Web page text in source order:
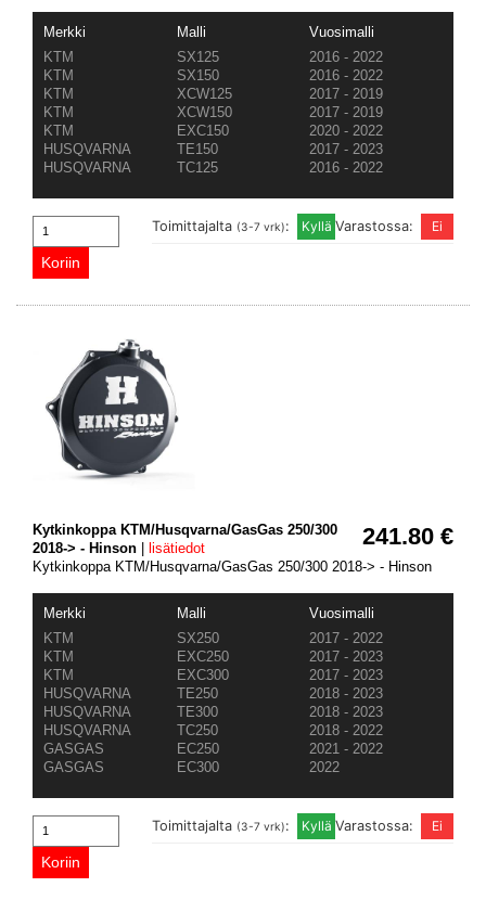
Merkki Malli
Vuosimalli
KTM
SX125
2016 - 2022
KTM
SX150
2016 - 2022
KTM
XCW125
2017 - 2019
KTM
XCW150
2017 - 2019
KTM
EXC150
2020 - 2022
HUSQVARNA
TE150
2017 - 2023
HUSQVARNA
TC125 2016 - 2022
Varastossa:
Toimittajalta (3-7 vrk):
241.80 €
Kytkinkoppa KTM/Husqvarna/GasGas 250/300
2018-> - Hinson | lisätiedot
Kytkinkoppa KTM/Husqvarna/GasGas 250/300 2018-> - Hinson
Merkki Malli
Vuosimalli
KTM
SX250
2017 - 2022
KTM
EXC250
2017 - 2023
KTM
EXC300
2017 - 2023
HUSQVARNA
TE250
2018 - 2023
HUSQVARNA
TE300
2018 - 2023
HUSQVARNA
TC250
2018 - 2022
GASGAS
EC250
2021 - 2022
GASGAS
EC300 2022
Varastossa:
Toimittajalta (3-7 vrk):